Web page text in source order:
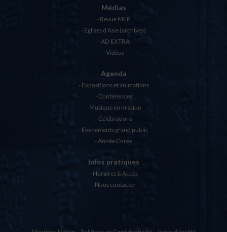
Médias
Revue MEP
Eglises d’Asie (archives)
AD EXTRA
Vidéos
Agenda
Expositions et animations
Conférences
Musique en mission
Célébrations
Evénements grand public
Année Corée
Infos pratiques
Horaires & Accès
Nous contacter